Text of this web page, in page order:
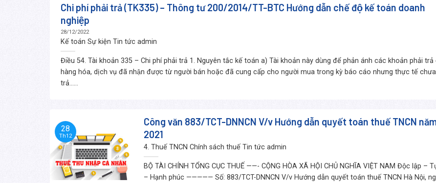
Chi phí phải trả (TK335) – Thông tư 200/2014/TT-BTC Hướng dẫn chế độ kế toán doanh
nghiệp
28/12/2022
Kế toán Sự kiện Tin tức admin
Điều 54. Tài khoản 335 – Chi phí phải trả 1. Nguyên tắc kế toán a) Tài khoản này dùng để phản ánh các khoản phải trả
hàng hóa, dịch vụ đã nhận được từ người bán hoặc đã cung cấp cho người mua trong kỳ báo cáo nhưng thực tế
trả......
Công văn 883/TCT-DNNCN V/v Hướng dẫn quyết toán thuế TNCN
2021
4. Thuế TNCN Chính sách thuế Tin tức admin
BỘ TÀI CHÍNH TỔNG CỤC THUẾ ——- CỘNG HÒA XÃ HỘI CHỦ NGHĨA VIỆT NAM Độc lập –
– Hạnh phúc ————— Số: 883/TCT-DNNCN V/v Hướng dẫn quyết toán thuế TNCN Hà Nội,
28
Th12